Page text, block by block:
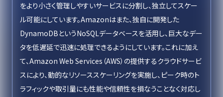
をより小さく管理しやすいサービスに分割し、独立してスケー
ル可能にしています。Amazonはまた、独自に開発した
DynamoDBというNoSQLデータベースを活用し、巨大なデー
タを低遅延で迅速に処理できるようにしています。これに加え
て、Amazon Web Services（AWS）の提供するクラウドサービ
スにより、動的なリソーススケーリングを実施し、ピーク時のト
ラフィックや取引量にも性能や信頼性を損なうことなく対応し